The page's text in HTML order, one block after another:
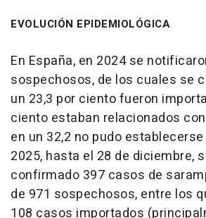
EVOLUCIÓN EPIDEMIOLÓGICA
En España, en 2024 se
sospechosos, de los cuales se
un 23,3 por ciento fueron
ciento estaban relacionados
en un 32,2 no pudo establecerse
2025, hasta el 28 de diciembre,
confirmado 397 casos de
de 971 sospechosos, entre los
108 casos importados